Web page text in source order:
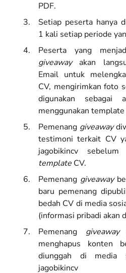
PDF.
Setiap peserta hanya
1 kali setiap periode
Peserta yang
giveawayakan
Email untuk
CV, mengirimkan foto
digunakan sebagai
menggunakan
Pemenang giveaway
testimoni terkait CV
jagobikincv
template CV.
Pemenang giveaway
baru pemenang
bedah CV di media
(informasi pribadi akan
Pemenang giveaway
menghapus konten
diunggah di media
jagobikincv